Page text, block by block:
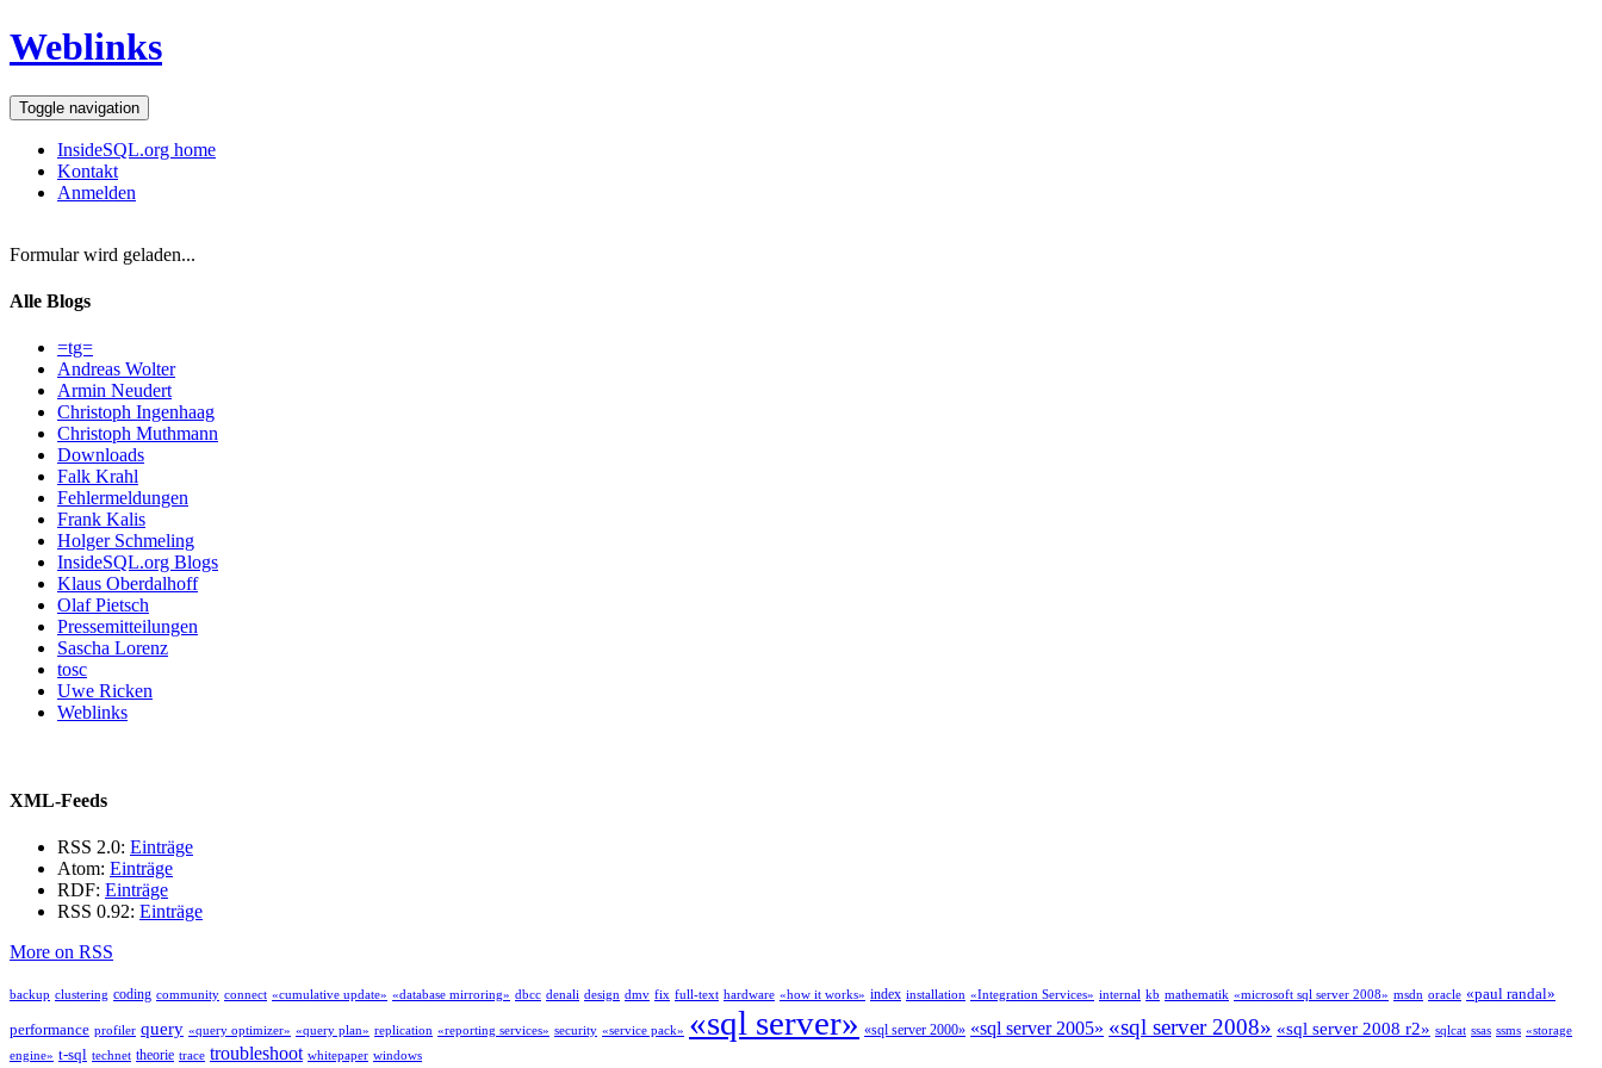
Weblinks
Toggle navigation
InsideSQL.org home
Kontakt
Anmelden
Formular wird geladen...
Alle Blogs
=tg=
Andreas Wolter
Armin Neudert
Christoph Ingenhaag
Christoph Muthmann
Downloads
Falk Krahl
Fehlermeldungen
Frank Kalis
Holger Schmeling
InsideSQL.org Blogs
Klaus Oberdalhoff
Olaf Pietsch
Pressemitteilungen
Sascha Lorenz
tosc
Uwe Ricken
Weblinks
XML-Feeds
RSS 2.0: Einträge
Atom: Einträge
RDF: Einträge
RSS 0.92: Einträge
More on RSS
backup clustering coding community connect «cumulative update» «database mirroring» dbcc denali design dmv fix full-text hardware «how it works» index installation «Integration Services» internal kb mathematik «microsoft sql server 2008» msdn oracle «paul randal»
performance profiler query «query optimizer» «query plan» replication «reporting services» security «service pack» «sql server» «sql server 2000» «sql server 2005» «sql server 2008» «sql server 2008 r2» sqlcat ssas ssms «storage
engine» t-sql technet theorie trace troubleshoot whitepaper windows